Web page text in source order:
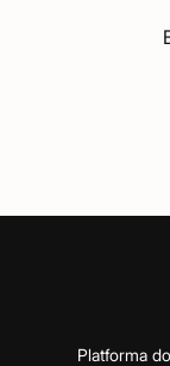
Platforma